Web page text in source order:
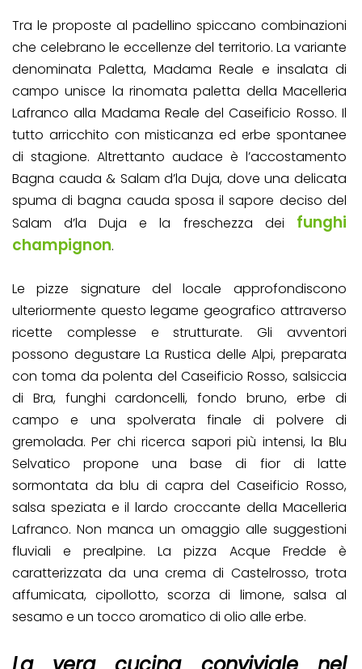
Tra le proposte al padellino spiccano combinazioni
che celebrano le eccellenze del territorio. La variante
denominata Paletta, Madama Reale e insalata di
campo unisce la rinomata paletta della Macelleria
Lafranco alla Madama Reale del Caseificio Rosso. Il
tutto arricchito con misticanza ed erbe spontanee
di stagione. Altrettanto audace è l’accostamento
Bagna cauda & Salam d’la Duja, dove una delicata
spuma di bagna cauda sposa il sapore deciso del
Salam d’la Duja e la freschezza dei funghi
champignon.
Le pizze signature del locale approfondiscono
ulteriormente questo legame geografico attraverso
ricette complesse e strutturate. Gli avventori
possono degustare La Rustica delle Alpi, preparata
con toma da polenta del Caseificio Rosso, salsiccia
di Bra, funghi cardoncelli, fondo bruno, erbe di
campo e una spolverata finale di polvere di
gremolada. Per chi ricerca sapori più intensi, la Blu
Selvatico propone una base di fior di latte
sormontata da blu di capra del Caseificio Rosso,
salsa speziata e il lardo croccante della Macelleria
Lafranco. Non manca un omaggio alle suggestioni
fluviali e prealpine. La pizza Acque Fredde è
caratterizzata da una crema di Castelrosso, trota
affumicata, cipollotto, scorza di limone, salsa al
sesamo e un tocco aromatico di olio alle erbe.